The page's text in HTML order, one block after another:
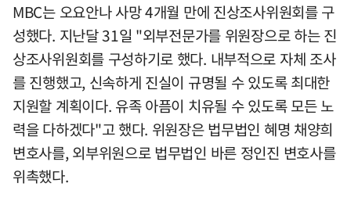
MBC는 오요안나 사망 4개월 만에 진상조사위원회를 구
성했다. 지난달 31일 "외부전문가를 위원장으로 하는 진
상조사위원회를 구성하기로 했다. 내부적으로 자체 조사
를 진행했고, 신속하게 진실이 규명될 수 있도록 최대한
지원할 계획이다. 유족 아픔이 치유될 수 있도록 모든 노
력을 다하겠다"고 했다. 위원장은 법무법인 혜명 채양희
변호사를, 외부위원으로 법무법인 바른 정인진 변호사를
위촉했다.